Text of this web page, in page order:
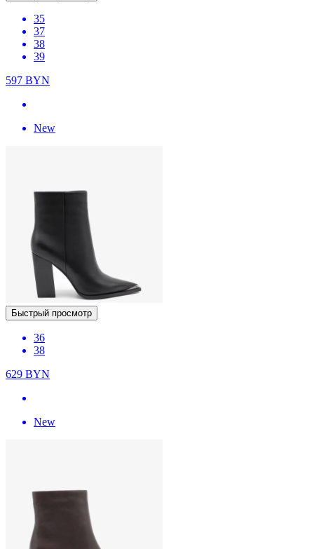
35
37
38
39
597 BYN
New
Быстрый просмотр
36
38
629 BYN
New